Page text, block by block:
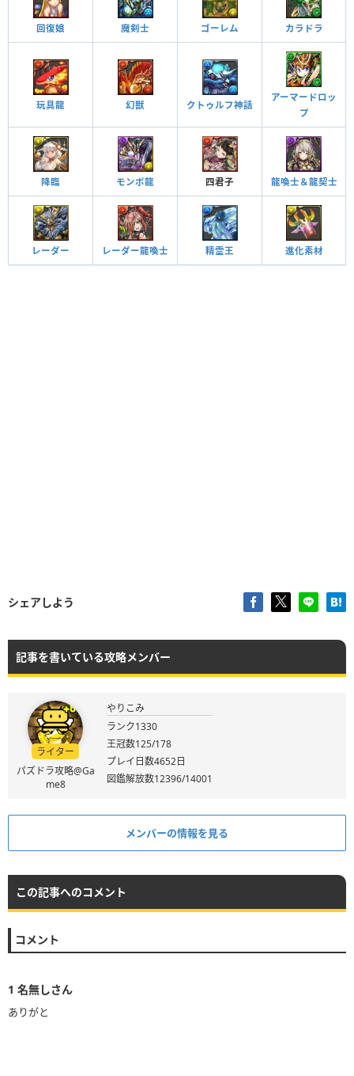
回復娘 魔剣士 ゴーレム カラドラ
玩具龍 幻獣 クトゥルフ神話
アーマードロッ
プ
降臨 モンポ龍 四君子 龍喚士＆龍契士
レーダー レーダー龍喚士 精霊王 進化素材
シェアしよう
記事を書いている攻略メンバー
ライター
パズドラ攻略@Ga
me8
やりこみ
ランク1330
王冠数125/178
プレイ日数4652日
図鑑解放数12396/14001
メンバーの情報を見る
この記事へのコメント
コメント
1 名無しさん
ありがと